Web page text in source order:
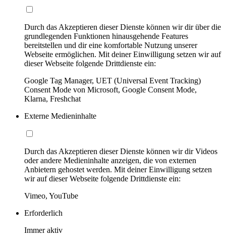
Durch das Akzeptieren dieser Dienste können wir dir über die
grundlegenden Funktionen hinausgehende Features
bereitstellen und dir eine komfortable Nutzung unserer
Webseite ermöglichen. Mit deiner Einwilligung setzen wir auf
dieser Webseite folgende Drittdienste ein:
Google Tag Manager, UET (Universal Event Tracking)
Consent Mode von Microsoft, Google Consent Mode,
Klarna, Freshchat
Externe Medieninhalte
Durch das Akzeptieren dieser Dienste können wir dir Videos
oder andere Medieninhalte anzeigen, die von externen
Anbietern gehostet werden. Mit deiner Einwilligung setzen
wir auf dieser Webseite folgende Drittdienste ein:
Vimeo, YouTube
Erforderlich
Immer aktiv